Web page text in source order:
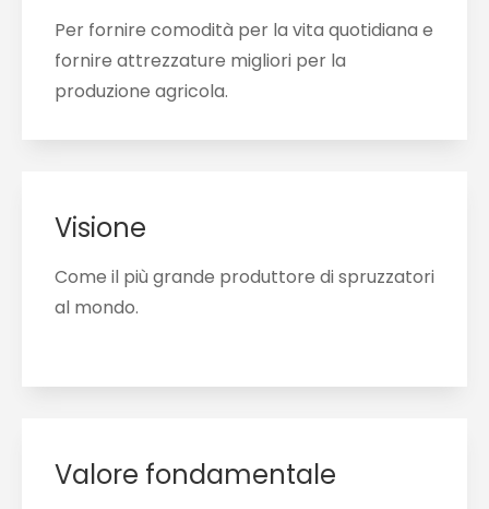
Per fornire comodità per la vita quotidiana e
fornire attrezzature migliori per la
produzione agricola.
Visione
Come il più grande produttore di spruzzatori
al mondo.
Valore fondamentale